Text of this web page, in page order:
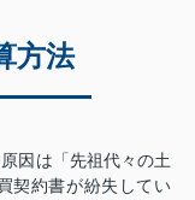
方法
因は「先祖代々の土
契約書が紛失してい